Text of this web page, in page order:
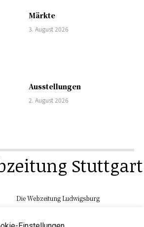
Märkte
3. August 2026
Ausstellungen
2. August 2026
Stuttgart
Die Webzeitung Ludwigsburg